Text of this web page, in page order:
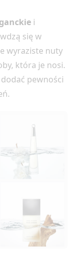
i
się w
wyraziste nuty
która je nosi.
pewności